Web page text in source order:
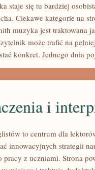
staje się tu bardziej
Ciekawe kategorie na
muzyka jest traktowana
może trafić na
konkret. Jednego dnia
i
to centrum dla
innowacyjnych strategii
pracy z uczniami. Strona